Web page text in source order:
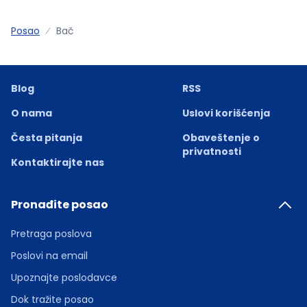
Posao Bač
Blog
O nama
Česta pitanja
Kontaktirajte nas
RSS
Uslovi korišćenja
Obaveštenje o
privatnosti
Pronađite posao
Pretraga poslova
Poslovi na email
Upoznajte poslodavce
Dok tražite posao